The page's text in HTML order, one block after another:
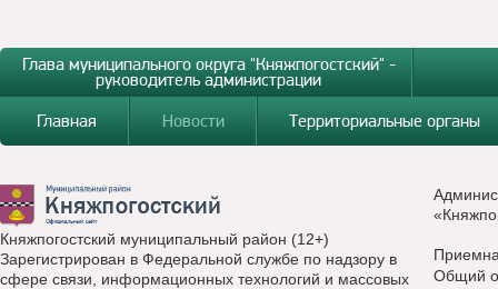
Глава муниципального округа "Княжпогостский" -
руководитель администрации
Главная
Новости Территориальные органы
Княжпогостский муниципальный район (12+)
Зарегистрирован в Федеральной службе по надзору в
сфере связи, информационных технологий и массовых
Общий